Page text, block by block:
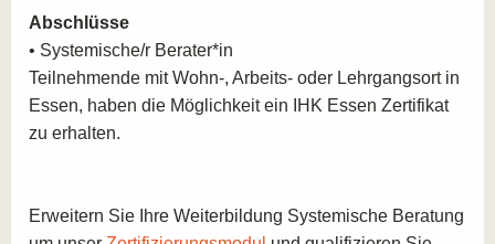
weiterführende Maßnahmen innerhalb des Bereichs der
systematischen Therapien können Sie an unseren
Akademien folgende Aus- und Weiterbildungen
absolvieren:
Ausbildung systemische Einzel-, Paar- und
Ausbildung Fachcoach Stressbewältigung und
Grundformen der hypnosystemischen Arbeit
Körper- und bewegungsorientierte Ansätze in der
Besondere Arbeitsfelder und Methodenvertiefung:
Abschlüsse
• Systemische/r Berater*in
Teilnehmende mit Wohn-, Arbeits- oder Lehrgangsort in
Essen, haben die Möglichkeit ein IHK Essen Zertifikat
zu erhalten.
Erweitern Sie Ihre Weiterbildung Systemische Beratung